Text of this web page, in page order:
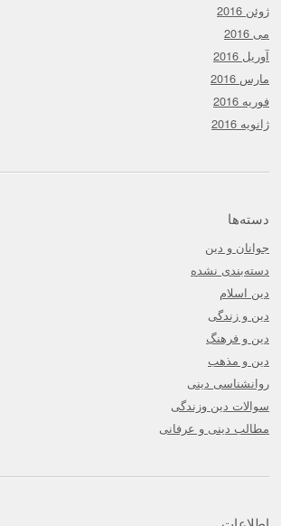
ژوئن 2016
می 2016
آوریل 2016
مارس 2016
فوریه 2016
ژانویه 2016
دسته‌ها
جوانان و دین
دسته‌بندی نشده
دین اسلام
دین و زندگی
دین و فرهنگ
دین و مذهب
روانشناسی دینی
سوالات دین وزندگی
مطالب دینی و عرفانی